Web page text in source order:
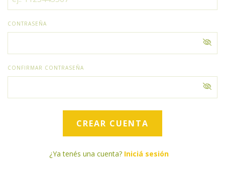
CONTRASEÑA
CONFIRMAR CONTRASEÑA
¿Ya tenés una cuenta? Iniciá sesión